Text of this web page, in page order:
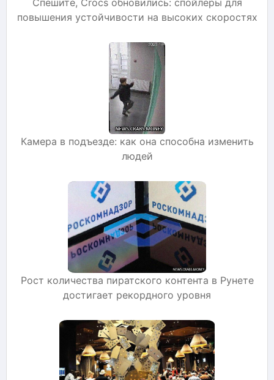
повышения устойчивости на высоких скоростях
Камера в подъезде: как она способна изменить
людей
Рост количества пиратского контента в Рунете
достигает рекордного уровня